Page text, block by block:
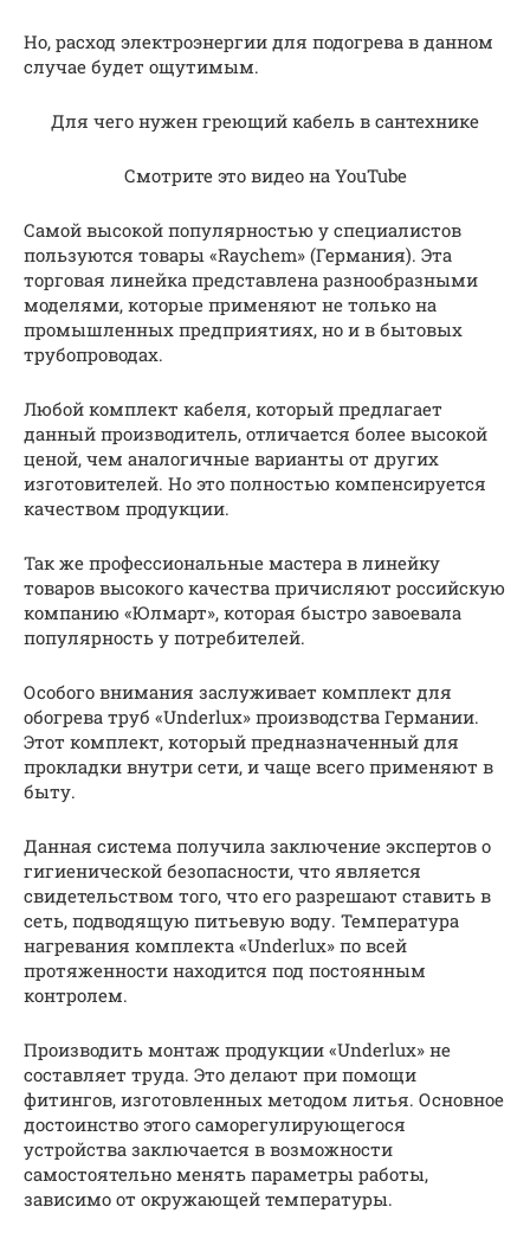
Но, расход электроэнергии для подогрева в данном
случае будет ощутимым.
Для чего нужен греющий кабель в сантехнике
Смотрите это видео на YouTube
Самой высокой популярностью у специалистов
пользуются товары «Raychem» (Германия). Эта
торговая линейка представлена разнообразными
моделями, которые применяют не только на
промышленных предприятиях, но и в бытовых
трубопроводах.
Любой комплект кабеля, который предлагает
данный производитель, отличается более высокой
ценой, чем аналогичные варианты от других
изготовителей. Но это полностью компенсируется
качеством продукции.
Так же профессиональные мастера в линейку
товаров высокого качества причисляют российскую
компанию «Юлмарт», которая быстро завоевала
популярность у потребителей.
Особого внимания заслуживает комплект для
обогрева труб «Underlux» производства Германии.
Этот комплект, который предназначенный для
прокладки внутри сети, и чаще всего применяют в
быту.
Данная система получила заключение экспертов о
гигиенической безопасности, что является
свидетельством того, что его разрешают ставить в
сеть, подводящую питьевую воду. Температура
нагревания комплекта «Underlux» по всей
протяженности находится под постоянным
контролем.
Производить монтаж продукции «Underlux» не
составляет труда. Это делают при помощи
фитингов, изготовленных методом литья. Основное
достоинство этого саморегулирующегося
устройства заключается в возможности
самостоятельно менять параметры работы,
зависимо от окружающей температуры.